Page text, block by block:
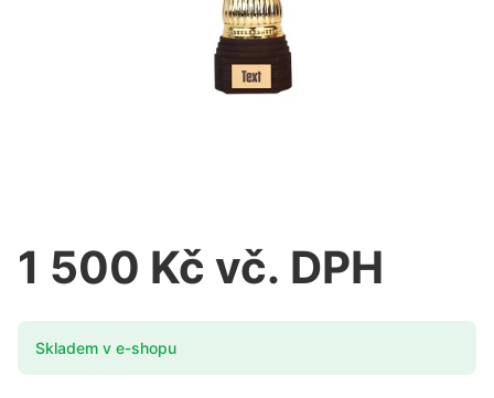
1 500 Kč vč. DPH
Skladem v e-shopu